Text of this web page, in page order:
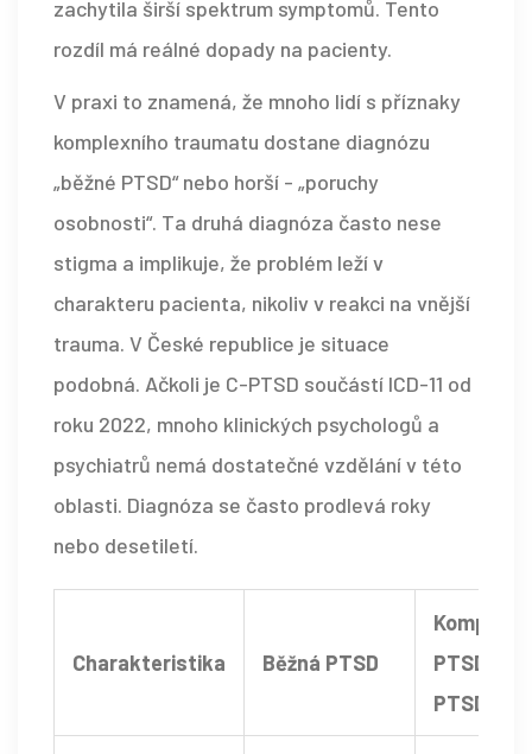
zachytila širší spektrum symptomů. Tento
rozdíl má reálné dopady na pacienty.
V praxi to znamená, že mnoho lidí s příznaky
komplexního traumatu dostane diagnózu
„běžné PTSD“ nebo horší - „poruchy
osobnosti“. Ta druhá diagnóza často nese
stigma a implikuje, že problém leží v
charakteru pacienta, nikoliv v reakci na vnější
trauma. V České republice je situace
podobná. Ačkoli je C-PTSD součástí ICD-11 od
roku 2022, mnoho klinických psychologů a
psychiatrů nemá dostatečné vzdělání v této
oblasti. Diagnóza se často prodlevá roky
nebo desetiletí.
Charakteristika Běžná PTSD
Komplexní
PTSD (C-
PTSD)